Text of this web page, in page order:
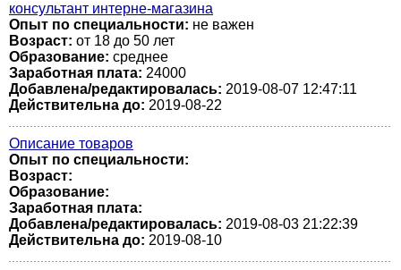
консультант интерне-магазина
Опыт по специальности: не важен
Возраст: от 18 до 50 лет
Образование: среднее
Заработная плата: 24000
Добавлена/редактировалась: 2019-08-07 12:47:11
Действительна до: 2019-08-22
Описание товаров
Опыт по специальности:
Возраст:
Образование:
Заработная плата:
Добавлена/редактировалась: 2019-08-03 21:22:39
Действительна до: 2019-08-10